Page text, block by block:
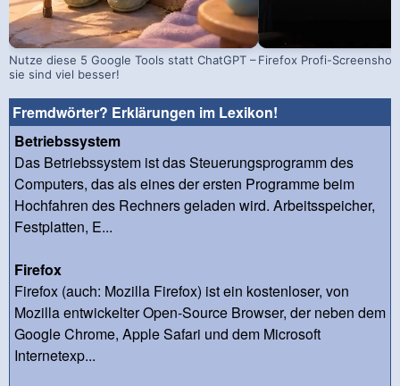
Nutze diese 5 Google Tools statt ChatGPT –
sie sind viel besser!
Firefox Profi-
Fremdwörter? Erklärungen im Lexikon!
Betriebssystem
Das Betriebssystem ist das Steuerungsprogramm des
Computers, das als eines der ersten Programme beim
Hochfahren des Rechners geladen wird. Arbeitsspeicher,
Festplatten, E...
Firefox
Firefox (auch: Mozilla Firefox) ist ein kostenloser, von
Mozilla entwickelter Open-Source Browser, der neben dem
Google Chrome, Apple Safari und dem Microsoft
Internetexp...